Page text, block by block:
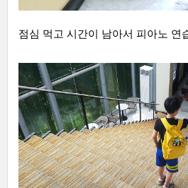
점심 먹고 시간이 남아서 피아노 연